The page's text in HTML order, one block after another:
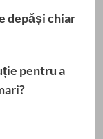
depăși chiar
pentru a